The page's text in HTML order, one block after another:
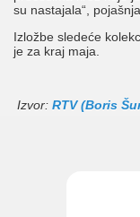
su nastajala“,
Izložbe sledeće
je za kraj maja.
Izvor: RTV (Boris